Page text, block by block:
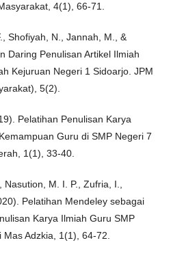
4(1), 66-71.
Shofiyah, N., Jannah, M., &
Daring Penulisan Artikel Ilmiah
Kejuruan Negeri 1 Sidoarjo. JPM
5(2).
Pelatihan Penulisan Karya
Guru di SMP Negeri 7
1(1), 33-40.
M. I. P., Zufria, I.,
Pelatihan Mendeley sebagai
Karya Ilmiah Guru SMP
Adzkia, 1(1), 64-72.